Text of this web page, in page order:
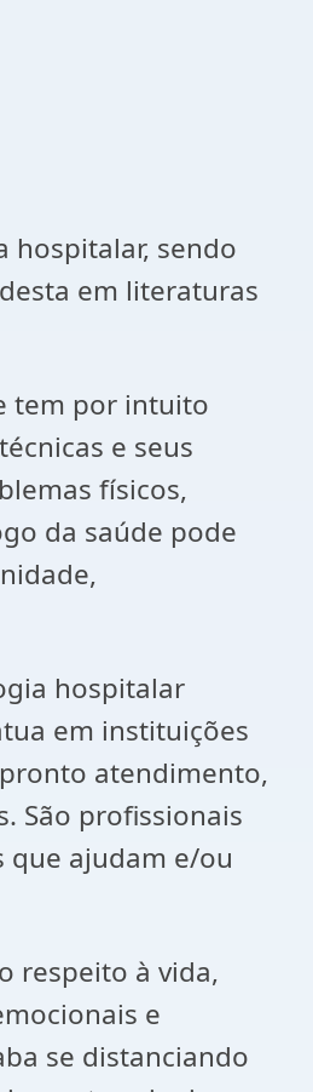
hospitalar, sendo
em literaturas
por intuito
e seus
físicos,
da saúde pode
hospitalar
em instituições
atendimento,
São profissionais
que ajudam e/ou
respeito à vida,
e
se distanciando